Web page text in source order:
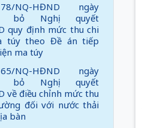
NQ-HĐND ngày
bỏ Nghị quyết
quy định mức thu chi
túy theo Đề án tiếp
ma túy
NQ-HĐND ngày
bỏ Nghị quyết
về điều chỉnh mức thu
đối với nước thải
bàn